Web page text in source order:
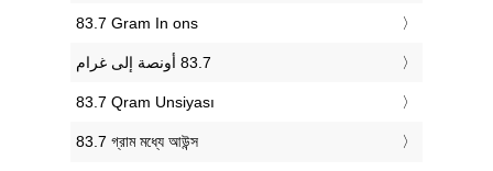
‎83.7 Gram In ons
‎83.7 Qram Unsiyası
‎83.7 গ্রাম মধ্যে আউন্স